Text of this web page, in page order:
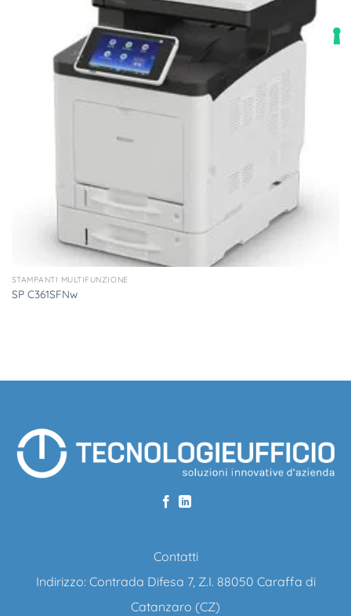
STAMPANTI MULTIFUNZIONE
SP C361SFNw
Contatti
Indirizzo: Contrada Difesa 7, Z.I. 88050 Caraffa di
Catanzaro (CZ)